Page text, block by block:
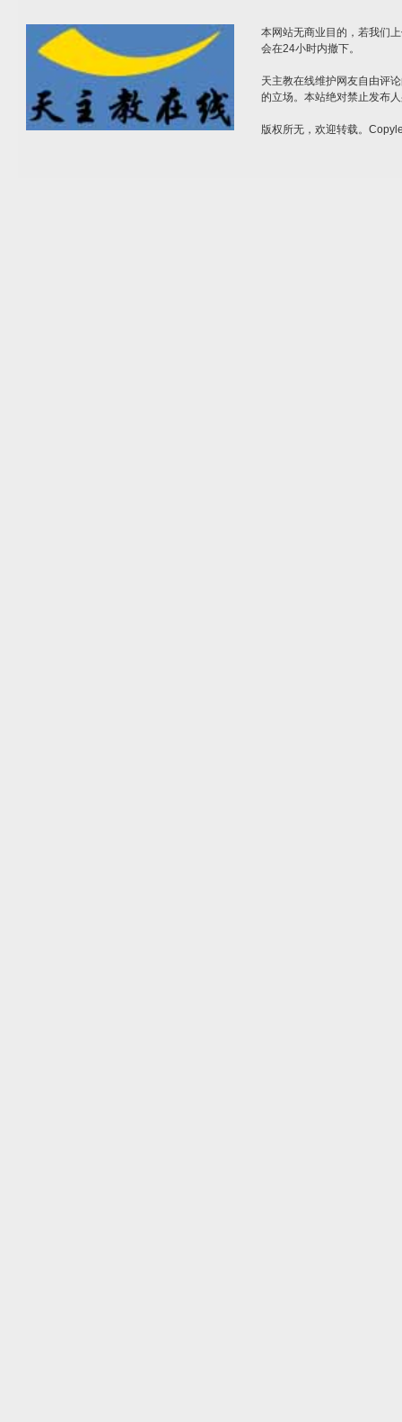
本网站无商业目的，若我们
会在24小时内撤下。
天主教在线维护网友自由评
的立场。本站绝对禁止发布
版权所无，欢迎转载。